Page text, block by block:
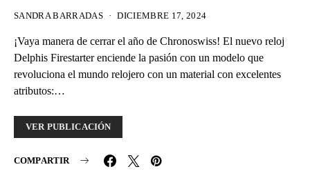
SANDRA BARRADAS DICIEMBRE 17, 2024
¡Vaya manera de cerrar el año de Chronoswiss! El nuevo reloj
Delphis Firestarter enciende la pasión con un modelo que
revoluciona el mundo relojero con un material con excelentes
atributos:…
VER PUBLICACIÓN
COMPARTIR